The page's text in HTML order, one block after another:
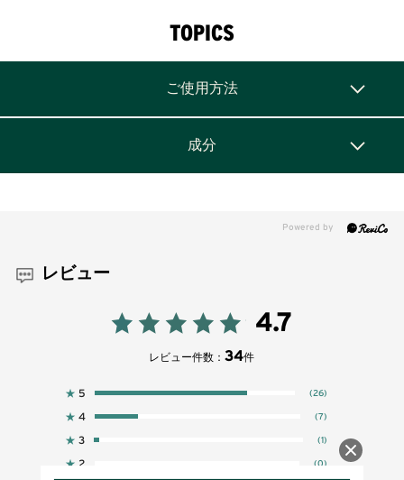
TOPICS
ご使用方法
成分
レビュー
4.7
レビュー件数：34件
★ 5 (26)
★ 4 (7)
★ 3 (1)
★ 2 (0)